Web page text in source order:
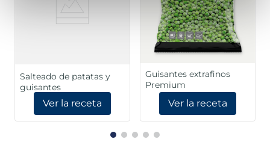
Salteado de patatas y
guisantes
Ver la receta
Guisantes extrafinos
Premium
Ver la receta